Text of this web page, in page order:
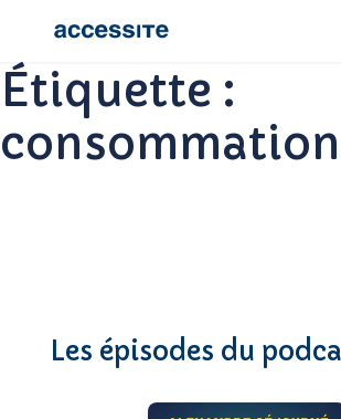
Étiquette :
consommation
Les épisodes du